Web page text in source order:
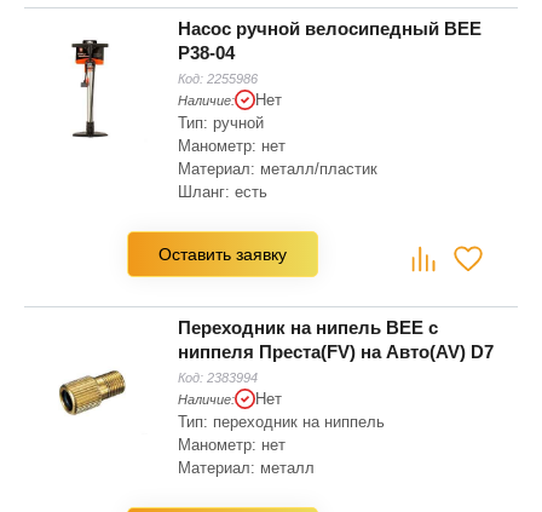
Насос ручной велосипедный BEE
P38-04
Код: 2255986
Наличие:
Нет
Тип: ручной
Манометр: нет
Материал: металл/пластик
Шланг: есть
Насадка для ниппелей: Presta (SV),
Schrader (AV)
Оставить заявку
Переходник на нипель BEE с
ниппеля Преста(FV) на Авто(AV) D7
Код: 2383994
Наличие:
Нет
Тип: переходник на ниппель
Манометр: нет
Материал: металл